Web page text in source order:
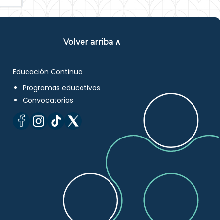
Volver arriba ∧
Educación Continua
Programas educativos
Convocatorias